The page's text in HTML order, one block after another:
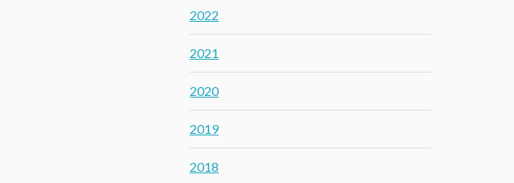
2022
2021
2020
2019
2018